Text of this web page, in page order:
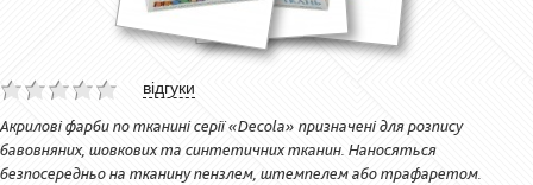
відгуки
Акрилові фарби по тканині серії «Decola» призначені для розпису
бавовняних, шовкових та синтетичних тканин. Наносяться
безпосередньо на тканину пензлем, штемпелем або трафаретом.